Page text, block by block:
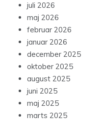
juli 2026
maj 2026
februar 2026
januar 2026
december 2025
oktober 2025
august 2025
juni 2025
maj 2025
marts 2025